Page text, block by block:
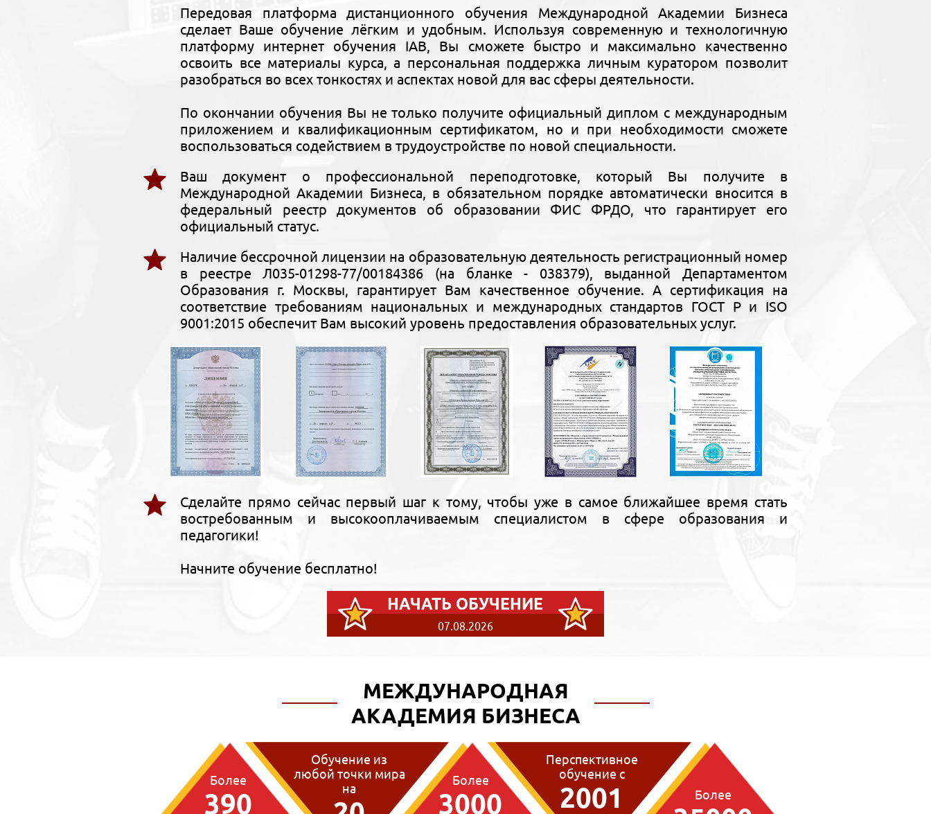
Передовая платформа дистанционного обучения Международной Академии Бизнеса
сделает Ваше обучение лёгким и удобным. Используя современную и технологичную
платформу интернет обучения IAB, Вы сможете быстро и максимально качественно
освоить все материалы курса, а персональная поддержка личным куратором позволит
разобраться во всех тонкостях и аспектах новой для вас сферы деятельности.
По окончании обучения Вы не только получите официальный диплом с международным
приложением и квалификационным сертификатом, но и при необходимости сможете
воспользоваться содействием в трудоустройстве по новой специальности.
Ваш документ о профессиональной переподготовке, который Вы получите в
Международной Академии Бизнеса, в обязательном порядке автоматически вносится в
федеральный реестр документов об образовании ФИС ФРДО, что гарантирует его
официальный статус.
Наличие бессрочной лицензии на образовательную деятельность регистрационный номер
в реестре Л035-01298-77/00184386 (на бланке - 038379), выданной Департаментом
Образования г. Москвы, гарантирует Вам качественное обучение. А сертификация на
соответствие требованиям национальных и международных стандартов ГОСТ Р и ISO
9001:2015 обеспечит Вам высокий уровень предоставления образовательных услуг.
Сделайте прямо сейчас первый шаг к тому, чтобы уже в самое ближайшее время стать
востребованным и высокооплачиваемым специалистом в сфере образования и
педагогики!
Начните обучение бесплатно!
НАЧАТЬ ОБУЧЕНИЕ
07.08.2026
МЕЖДУНАРОДНАЯ
АКАДЕМИЯ БИЗНЕСА
Более
390
Обучение из
любой точки мира
на
Более
3000
Перспективное
обучение с
2001 Более